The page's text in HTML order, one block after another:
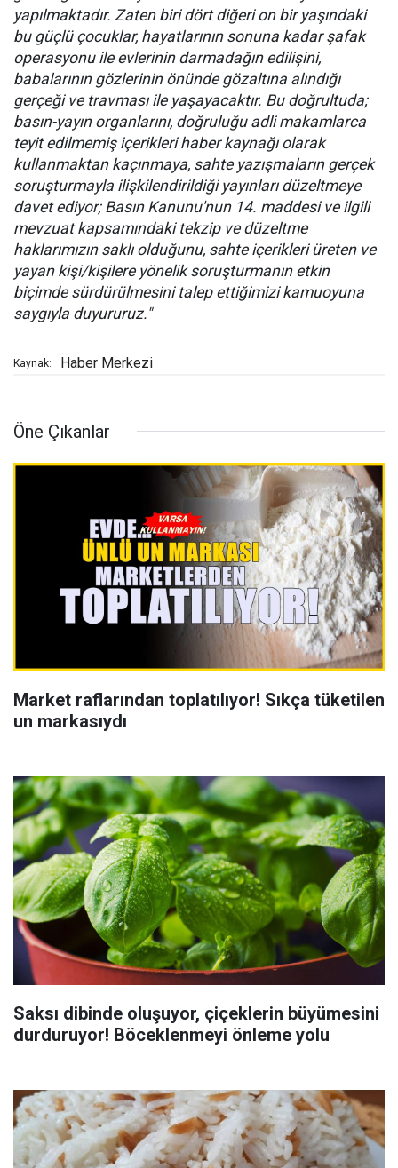
yapılmaktadır. Zaten biri dört diğeri on bir yaşındaki
bu güçlü çocuklar, hayatlarının sonuna kadar şafak
operasyonu ile evlerinin darmadağın edilişini,
babalarının gözlerinin önünde gözaltına alındığı
gerçeği ve travması ile yaşayacaktır. Bu doğrultuda;
basın-yayın organlarını, doğruluğu adli makamlarca
teyit edilmemiş içerikleri haber kaynağı olarak
kullanmaktan kaçınmaya, sahte yazışmaların gerçek
soruşturmayla ilişkilendirildiği yayınları düzeltmeye
davet ediyor; Basın Kanunu'nun 14. maddesi ve ilgili
mevzuat kapsamındaki tekzip ve düzeltme
haklarımızın saklı olduğunu, sahte içerikleri üreten ve
yayan kişi/kişilere yönelik soruşturmanın etkin
biçimde sürdürülmesini talep ettiğimizi kamuoyuna
saygıyla duyururuz."
Kaynak: Haber Merkezi
Öne Çıkanlar
Market raflarından toplatılıyor! Sıkça tüketilen
un markasıydı
Saksı dibinde oluşuyor, çiçeklerin büyümesini
durduruyor! Böceklenmeyi önleme yolu